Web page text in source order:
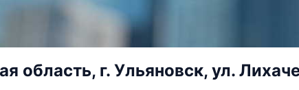
область, г. Ульяновск, ул.